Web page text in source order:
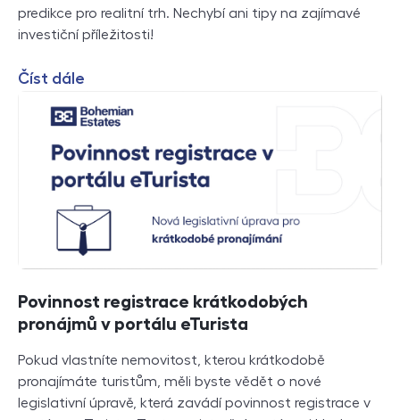
predikce pro realitní trh. Nechybí ani tipy na zajímavé
investiční příležitosti!
Číst dále
Povinnost registrace krátkodobých
pronájmů v portálu eTurista
Pokud vlastníte nemovitost, kterou krátkodobě
pronajímáte turistům, měli byste vědět o nové
legislativní úpravě, která zavádí povinnost registrace v